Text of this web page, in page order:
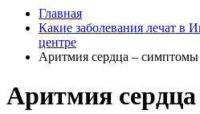
Главная
Какие заболевания лечат в
центре
Аритмия сердца –
Аритмия